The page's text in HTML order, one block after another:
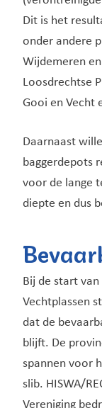
Dit is het
onder andere
Wijdemeren
Loosdrechtse
Gooi en Vecht
Daarnaast
baggerdepots
voor de lange
diepte en dus
Bij de start
Vechtplassen
dat de
blijft. De
spannen voor
slib. HISWA/
Vereniging